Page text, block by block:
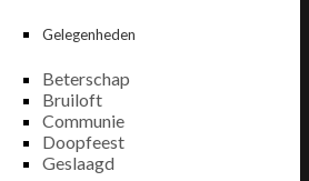
Gelegenheden
Beterschap
Bruiloft
Communie
Doopfeest
Geslaagd